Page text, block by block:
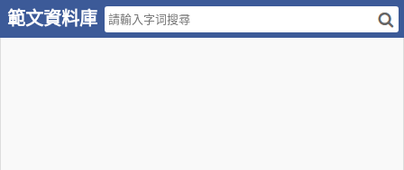
範文資料庫